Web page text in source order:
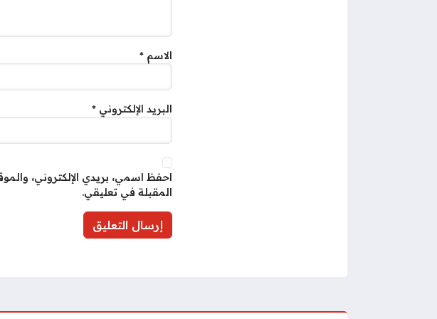
الاسم *
البريد الإلكتروني *
احفظ اسمي، بريدي الإلكتروني،
المقبلة في تعليقي.